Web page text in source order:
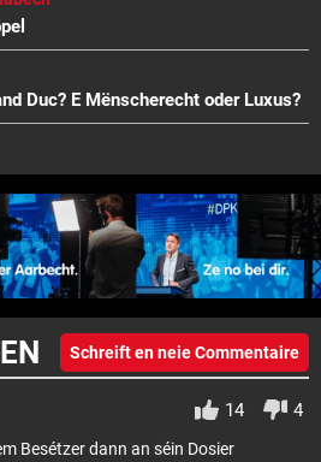
Duc? E Mënscherecht oder Luxus?
Schreift en neie Commentaire
14 4
Besétzer dann an séin Dosier